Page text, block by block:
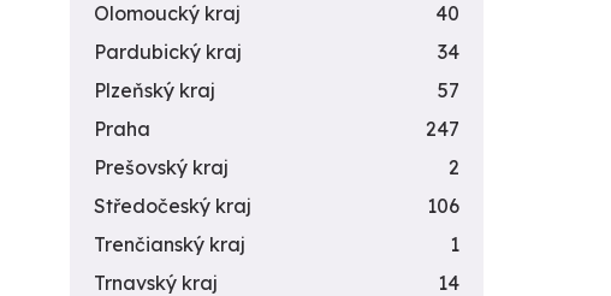
Olomoucký kraj
40
Pardubický kraj
34
Plzeňský kraj
57
Praha
247
Prešovský kraj
2
Středočeský kraj
106
Trenčianský kraj
1
Trnavský kraj
14